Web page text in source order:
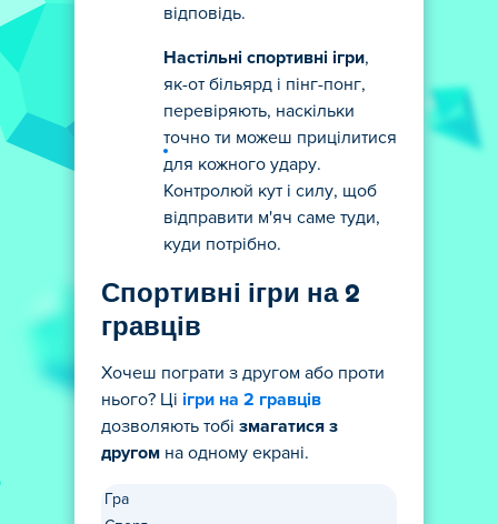
відповідь.
Настільні спортивні ігри,
як-от більярд і пінг-понг,
перевіряють, наскільки
точно ти можеш прицілитися
для кожного удару.
Контролюй кут і силу, щоб
відправити м'яч саме туди,
куди потрібно.
Спортивні ігри на 2
гравців
Хочеш пограти з другом або проти
нього? Ці ігри на 2 гравців
дозволяють тобі змагатися з
другом на одному екрані.
Гра